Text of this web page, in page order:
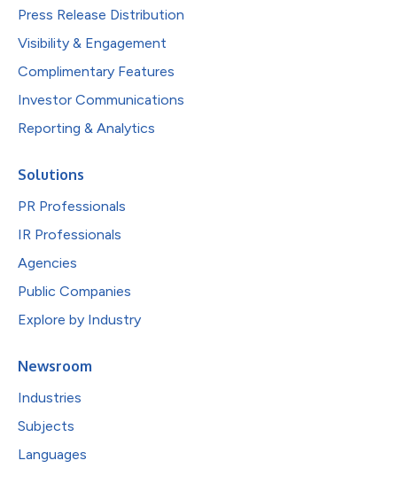
Press Release Distribution
Visibility & Engagement
Complimentary Features
Investor Communications
Reporting & Analytics
Solutions
PR Professionals
IR Professionals
Agencies
Public Companies
Explore by Industry
Newsroom
Industries
Subjects
Languages